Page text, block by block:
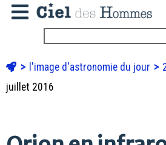
l'image d'astronomie du jour
juillet 2016